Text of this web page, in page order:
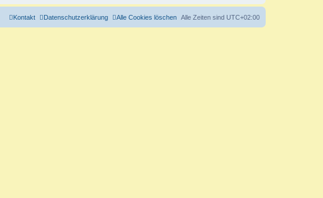
Alle Zeiten sind UTC+02:00
Alle Cookies löschen
Datenschutzerklärung
Kontakt